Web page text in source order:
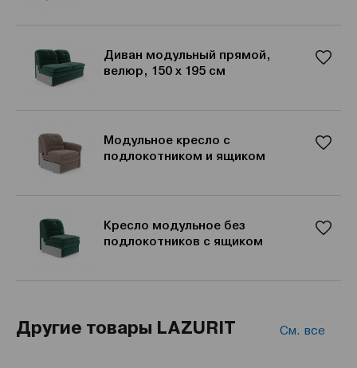
Диван модульный прямой,
велюр, 150 х 195 см
Модульное кресло с
подлокотником и ящиком
Кресло модульное без
подлокотников с ящиком
Другие товары LAZURIT См. все